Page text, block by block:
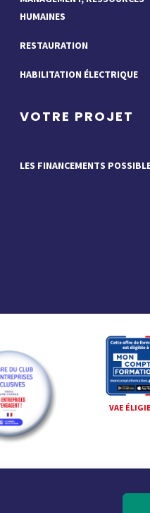
HUMAINES
RESTAURATION
HABILITATION ÉLECTRIQUE
VOTRE PROJET
LES FINANCEMENTS
VAE